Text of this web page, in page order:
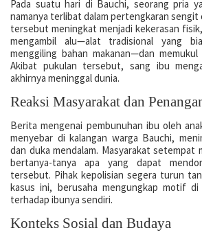
Pada suatu hari di Bauchi, seorang pria
namanya terlibat dalam pertengkaran sengit
tersebut meningkat menjadi kekerasan
mengambil alu—alat tradisional yang
menggiling bahan makanan—dan
Akibat pukulan tersebut, sang ibu
akhirnya meninggal dunia.
Reaksi Masyarakat dan
Berita mengenai pembunuhan ibu oleh
menyebar di kalangan warga Bauchi,
dan duka mendalam. Masyarakat setempat
bertanya-tanya apa yang dapat
tersebut. Pihak kepolisian segera turun
kasus ini, berusaha mengungkap motif
terhadap ibunya sendiri.
Konteks Sosial dan Budaya